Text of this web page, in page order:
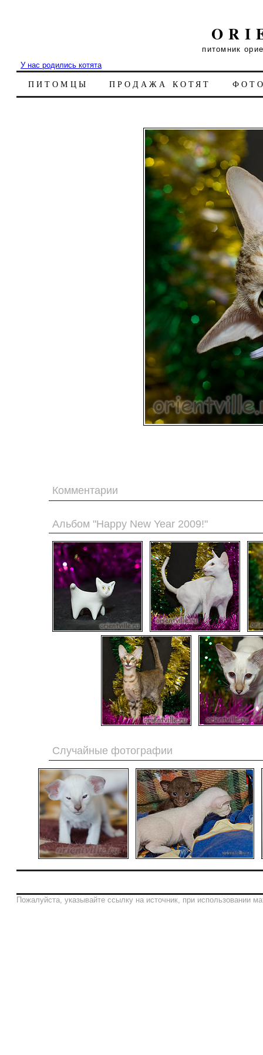
питомник
У нас родились котята
ПИТОМЦЫ ПРОДАЖА КОТЯТ
Комментарии
Альбом "Happy New Year 2009!"
Случайные фотографии
Пожалуйста, указывайте ссылку на источник, при использовании